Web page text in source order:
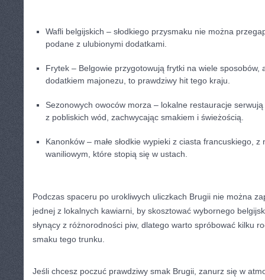
Wafli⁣ belgijskich – słodkiego przysmaku nie można
podane z ulubionymi dodatkami.
Frytek – Belgowie przygotowują ⁢frytki na wiele‍ sposobów,⁤
dodatkiem majonezu, to prawdziwy hit tego⁢ kraju.
Sezonowych owoców morza – lokalne restauracje
z pobliskich wód, ⁣zachwycając ‍smakiem‍ i ⁤świeżością.
Kanonków – małe⁣ słodkie wypieki z ‍ciasta⁣ francuskiego,
waniliowym, które stopią się w ustach.
Podczas spaceru ‌po urokliwych uliczkach Brugii nie ​można
jednej‌ z lokalnych kawiarni, by skosztować wybornego⁢
słynący ⁤z różnorodności​ piw, dlatego warto ⁢spróbować kilku
⁣smaku tego trunku.
Jeśli chcesz ‌poczuć prawdziwy smak Brugii, zanurz się ​w